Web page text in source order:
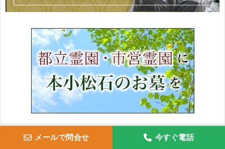
メールで問合せ 今すぐ電話